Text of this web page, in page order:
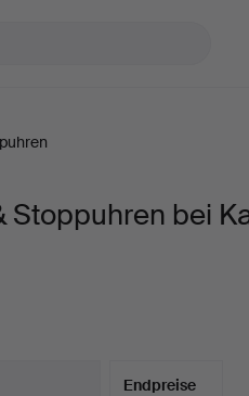
Stoppuhren bei
Endpreise